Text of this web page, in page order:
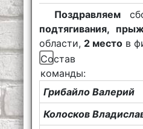
Поздравляем
подтягивания,
области, 2 местов
Состав
команды:
Грибайло Валерий
Колосков